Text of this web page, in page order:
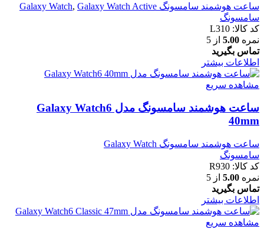
ساعت هوشمند سامسونگ Galaxy Watch , Galaxy Watch Active
سامسونگ
کد کالا: L310
نمره 5.00 از 5
تماس بگیرید
اطلاعات بیشتر
مشاهده سریع
ساعت هوشمند سامسونگ مدل Galaxy Watch6
40mm
ساعت هوشمند سامسونگ Galaxy Watch
سامسونگ
کد کالا: R930
نمره 5.00 از 5
تماس بگیرید
اطلاعات بیشتر
مشاهده سریع